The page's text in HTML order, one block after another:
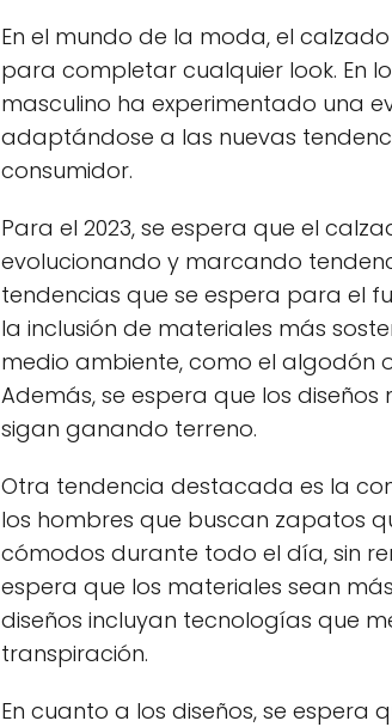
En el mundo de la moda, el
para completar cualquier look. En
masculino ha experimentado una
adaptándose a las nuevas
consumidor.
Para el 2023, se espera que el
evolucionando y marcando
tendencias que se espera para el
la inclusión de materiales más
medio ambiente, como el algodón
Además, se espera que los
sigan ganando terreno.
Otra tendencia destacada es la
los hombres que buscan zapatos
cómodos durante todo el día, sin
espera que los materiales sean
diseños incluyan tecnologías que
transpiración.
En cuanto a los diseños, se espera